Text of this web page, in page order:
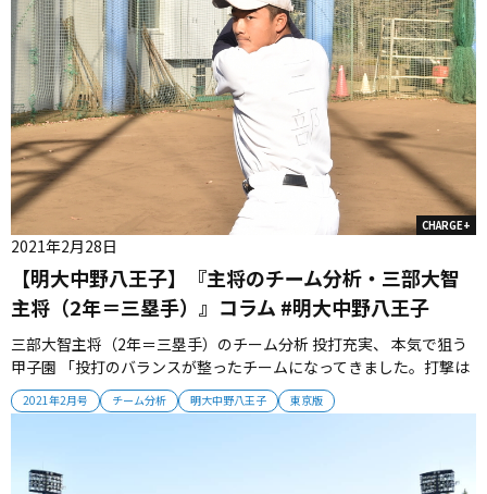
CHARGE+
2021年2月号 チーム分析 明大中野八王子 東京版
【明大中野八王子】『主将のチーム分析・三部大智
主将（2年＝三塁手）』コラム #明大中野八王子
2021年2月28日
三部大智主将（2年＝三塁手）のチーム分析 投打充実、 本気で狙う
甲子園 「投打のバランスが整ったチームになってきました。打撃は
１番須江陽海、４番築地星流が軸で、どこからでも得点が奪えま
す。黒島拓実、井上仁の両左腕がいる投手陣には自信があります。